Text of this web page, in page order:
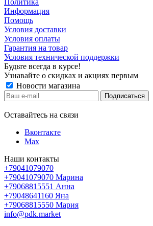
Политика
Информация
Помощь
Условия доставки
Условия оплаты
Гарантия на товар
Условия технической поддержки
Будьте всегда в курсе!
Узнавайте о скидках и акциях первым
Новости магазина
Оставайтесь на связи
Вконтакте
Max
Наши контакты
+79041079070
+79041079070 Марина
+79068815551 Анна
+79048641160 Яна
+79068815550 Мария
info@pdk.market